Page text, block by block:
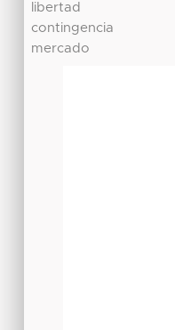
libertad
contingencia
mercado